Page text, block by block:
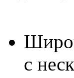
с